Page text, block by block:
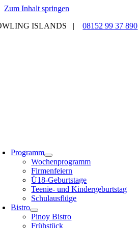
Zum Inhalt springen
ISLANDS |08152 99 37 890
Programm
Wochenprogramm
Firmenfeiern
Ü18-Geburtstage
Teenie- und Kindergeburtstag
Schulausflüge
Bistro
Pinoy Bistro
Frühstück